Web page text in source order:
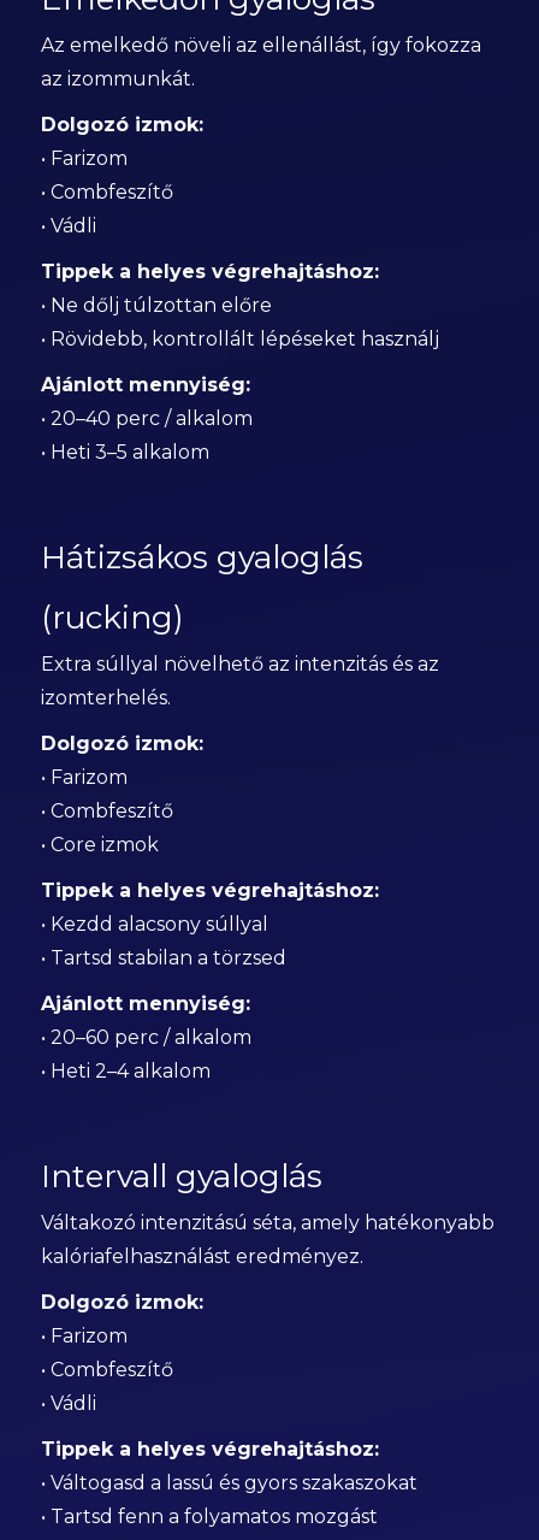
Az emelkedő növeli az ellenállást, így fokozza
az izommunkát.
Dolgozó izmok:
• Farizom
• Combfeszítő
• Vádli
Tippek a helyes végrehajtáshoz:
• Ne dőlj túlzottan előre
• Rövidebb, kontrollált lépéseket használj
Ajánlott mennyiség:
• 20–40 perc / alkalom
• Heti 3–5 alkalom
Hátizsákos gyaloglás
(rucking)
Extra súllyal növelhető az intenzitás és az
izomterhelés.
Dolgozó izmok:
• Farizom
• Combfeszítő
• Core izmok
Tippek a helyes végrehajtáshoz:
• Kezdd alacsony súllyal
• Tartsd stabilan a törzsed
Ajánlott mennyiség:
• 20–60 perc / alkalom
• Heti 2–4 alkalom
Intervall gyaloglás
Váltakozó intenzitású séta, amely hatékonyabb
kalóriafelhasználást eredményez.
Dolgozó izmok:
• Farizom
• Combfeszítő
• Vádli
Tippek a helyes végrehajtáshoz:
• Váltogasd a lassú és gyors szakaszokat
• Tartsd fenn a folyamatos mozgást